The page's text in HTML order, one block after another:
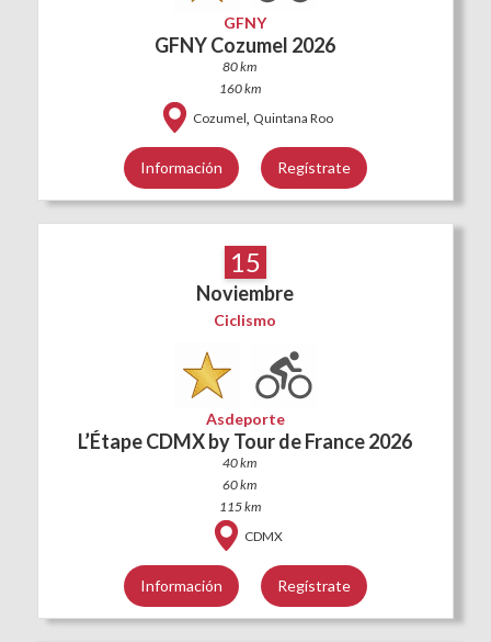
GFNY
GFNY Cozumel 2026
80 km
160 km
Cozumel, Quintana Roo
Información Regístrate
15
Noviembre
Ciclismo
Asdeporte
L’Étape CDMX by Tour de France 2026
40 km
60 km
115 km
CDMX
Información Regístrate